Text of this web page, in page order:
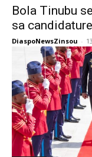
Bola Tinubu
sa
DiaspoNewsZinsou -